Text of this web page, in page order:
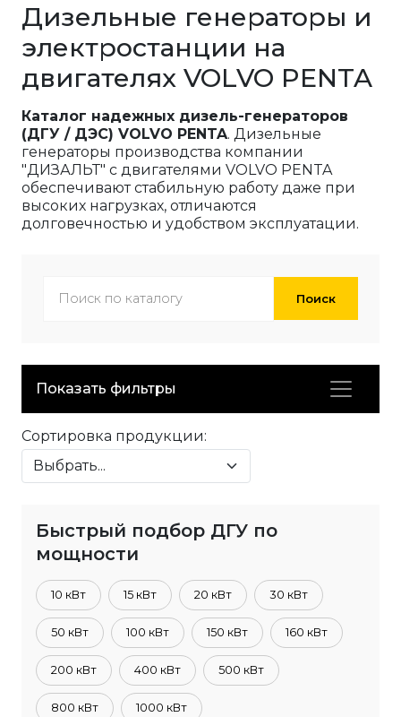
Дизельные генераторы и
электростанции на
двигателях VOLVO PENTA
Каталог надежных дизель-генераторов
(ДГУ / ДЭС) VOLVO PENTA. Дизельные
генераторы производства компании
"ДИЗАЛЬТ" с двигателями VOLVO PENTA
обеспечивают стабильную работу даже при
высоких нагрузках, отличаются
долговечностью и удобством эксплуатации.
Поиск
Показать фильтры
Сортировка продукции:
Быстрый подбор ДГУ по
мощности
10 кВт 15 кВт 20 кВт 30 кВт
50 кВт 100 кВт 150 кВт 160 кВт
200 кВт 400 кВт 500 кВт
800 кВт 1000 кВт